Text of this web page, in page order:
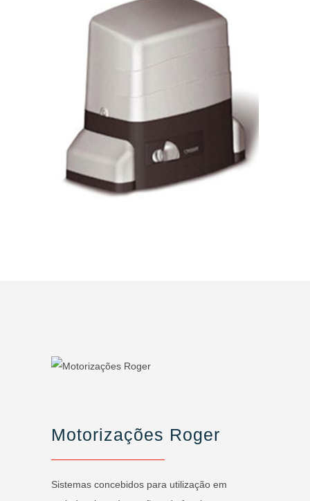
Motorizações Roger
Sistemas concebidos para utilização em